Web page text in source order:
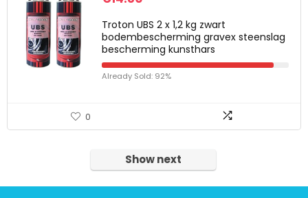
Troton UBS 2 x 1,2 kg zwart
bodembescherming gravex steenslag
bescherming kunsthars
Already Sold: 92%
0
Show next